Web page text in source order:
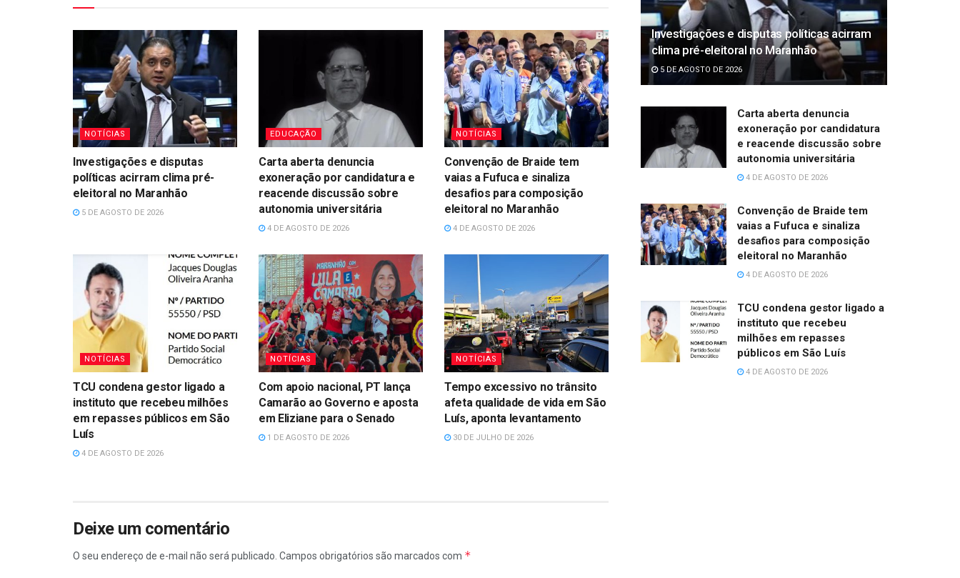
NOTÍCIAS
Investigações e disputas
políticas acirram clima pré-
eleitoral no Maranhão
5 DE AGOSTO DE 2026
EDUCAÇÃO
Carta aberta denuncia
exoneração por candidatura e
reacende discussão sobre
autonomia universitária
4 DE AGOSTO DE 2026
NOTÍCIAS
Convenção de Braide tem
vaias a Fufuca e sinaliza
desafios para composição
eleitoral no Maranhão
4 DE AGOSTO DE 2026
NOTÍCIAS
TCU condena gestor ligado a
instituto que recebeu milhões
em repasses públicos em São
Luís
4 DE AGOSTO DE 2026
NOTÍCIAS
Com apoio nacional, PT lança
Camarão ao Governo e aposta
em Eliziane para o Senado
1 DE AGOSTO DE 2026
NOTÍCIAS
Tempo excessivo no trânsito
afeta qualidade de vida em São
Luís, aponta levantamento
30 DE JULHO DE 2026
Deixe um comentário
O seu endereço de e-mail não será publicado. Campos obrigatórios são marcados com *
Investigações e disputas políticas acirram
clima pré-eleitoral no Maranhão
5 DE AGOSTO DE 2026
Carta aberta denuncia
exoneração por candidatura
e reacende discussão sobre
autonomia universitária
4 DE AGOSTO DE 2026
Convenção de Braide tem
vaias a Fufuca e sinaliza
desafios para composição
eleitoral no Maranhão
4 DE AGOSTO DE 2026
TCU condena gestor ligado a
instituto que recebeu
milhões em repasses
públicos em São Luís
4 DE AGOSTO DE 2026